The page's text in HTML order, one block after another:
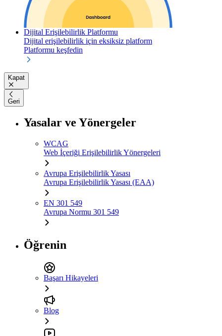
Dijital Erişilebilirlik Platformu
Dijital erişilebilirlik için eksiksiz platform
Platformu keşfedin
Kapat
Geri
Yasalar ve Yönergeler
WCAG
Web İçeriği Erişilebilirlik Yönergeleri
Avrupa Erişilebilirlik Yasası
Avrupa Erişilebilirlik Yasası (EAA)
EN 301 549
Avrupa Normu 301 549
Öğrenin
Başarı Hikayeleri
Blog